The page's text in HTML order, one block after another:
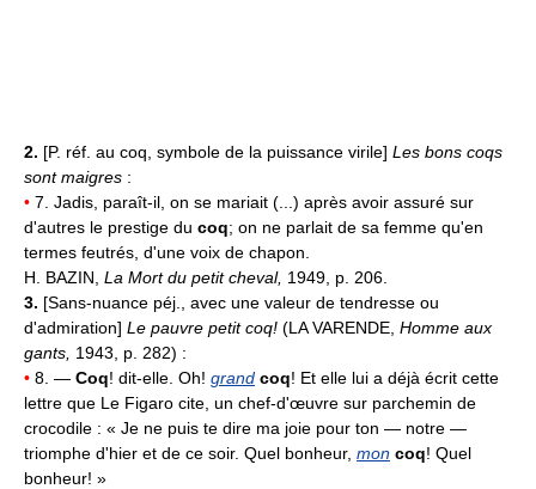
2. [P. réf. au coq, symbole de la puissance virile] Les bons coqs
sont maigres :
• 7. Jadis, paraît-il, on se mariait (...) après avoir assuré sur
d'autres le prestige du coq; on ne parlait de sa femme qu'en
termes feutrés, d'une voix de chapon.
H. BAZIN, La Mort du petit cheval, 1949, p. 206.
3. [Sans-nuance péj., avec une valeur de tendresse ou
d'admiration] Le pauvre petit coq! (LA VARENDE, Homme aux
gants, 1943, p. 282) :
• 8. — Coq! dit-elle. Oh! grand coq! Et elle lui a déjà écrit cette
lettre que Le Figaro cite, un chef-d'œuvre sur parchemin de
crocodile : « Je ne puis te dire ma joie pour ton — notre —
triomphe d'hier et de ce soir. Quel bonheur, mon coq! Quel
bonheur! »